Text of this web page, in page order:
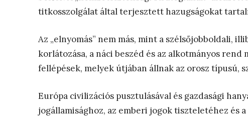
titkosszolgálat által terjesztett hazugságokat
Az „elnyomás” nem más, mint a szélsőjobboldali,
korlátozása, a náci beszéd és az alkotmányos
fellépések, melyek útjában állnak az orosz típusú,
Európa civilizációs pusztulásával és gazdasági
jogállamisághoz, az emberi jogok tiszteletéhez és